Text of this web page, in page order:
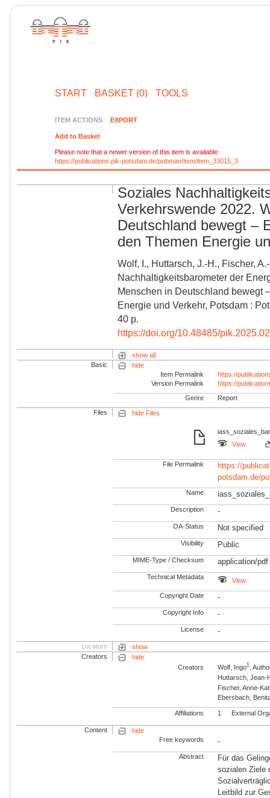
START BASKET (0) TOOLS
ITEM ACTIONS EXPORT
Add to Basket
Please note that a newer version of this item is available:
https://publications.pik-potsdam.de/pubman/item/item_33015_3
Soziales
Verkehrswende 2022.
Deutschland bewegt –
den Themen Energie
Wolf, I., Huttarsch, J.-H., Fischer,
Nachhaltigkeitsbarometer der
Menschen in Deutschland bewegt
Energie und Verkehr, Potsdam :
40 p.
https://doi.org/10.48485/
show all
Basic
hide
Item Permalink
https://
Version Permalink
https://
Genre Report
Files hide Files
View
File Permalink
https://
potsdam.de/
Name
Description -
OA-Status Not specified
Visibility Public
MIME-Type / Checksum application/pdf
Technical Metadata View
Copyright Date -
Copyright Info -
License -
Locators
show
Creators
hide
Creators
Wolf, Ingo1 ,
Huttarsch, Jean-
Fischer, Anne-
Ebersbach,
Affiliations 1 External
Content
hide
Free keywords
-
Abstract
Für das
sozialen Ziele
Leitbild zur